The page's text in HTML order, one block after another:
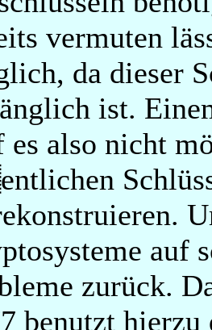
vermuten
da dieser
ist.
es also nicht
auf
zurück.
benutzt